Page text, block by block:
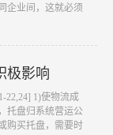
企业间，这就必须
极影响
22,24] 1)使物流成
托盘归系统营运公
购买托盘，需要时